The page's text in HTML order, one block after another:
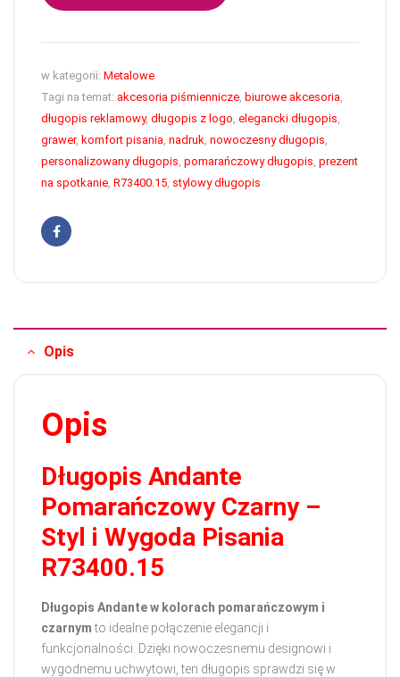
w kategorii: Metalowe
Tagi na temat: akcesoria piśmiennicze, biurowe akcesoria,
długopis reklamowy, długopis z logo, elegancki długopis,
grawer, komfort pisania, nadruk, nowoczesny długopis,
personalizowany długopis, pomarańczowy długopis, prezent
na spotkanie, R73400.15, stylowy długopis
Facebook
Opis
Opis
Długopis Andante
Pomarańczowy Czarny –
Styl i Wygoda Pisania
R73400.15
Długopis Andante w kolorach pomarańczowym i
czarnymto idealne połączenie elegancji i
funkcjonalności. Dzięki nowoczesnemu designowi i
wygodnemu uchwytowi, ten długopis sprawdzi się w